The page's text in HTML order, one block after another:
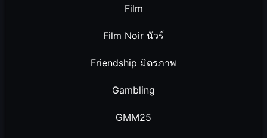
Film
Film Noir นัวร์
Friendship มิตรภาพ
Gambling
GMM25